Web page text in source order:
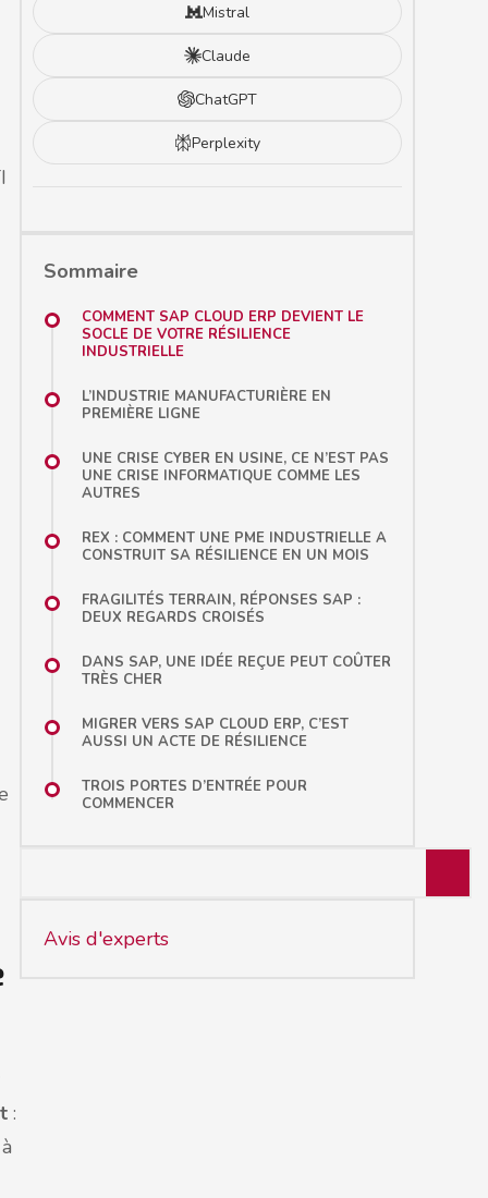
:
Mistral
Claude
ChatGPT
Perplexity
Sommaire
COMMENT SAP CLOUD ERP DEVIENT LE
SOCLE DE VOTRE RÉSILIENCE
INDUSTRIELLE
L’INDUSTRIE MANUFACTURIÈRE EN
PREMIÈRE LIGNE
UNE CRISE CYBER EN USINE, CE N’EST PAS
UNE CRISE INFORMATIQUE COMME LES
AUTRES
REX : COMMENT UNE PME INDUSTRIELLE A
CONSTRUIT SA RÉSILIENCE EN UN MOIS
FRAGILITÉS TERRAIN, RÉPONSES SAP :
DEUX REGARDS CROISÉS
DANS SAP, UNE IDÉE REÇUE PEUT COÛTER
TRÈS CHER
MIGRER VERS SAP CLOUD ERP, C’EST
AUSSI UN ACTE DE RÉSILIENCE
TROIS PORTES D’ENTRÉE POUR
COMMENCER
Avis d'experts